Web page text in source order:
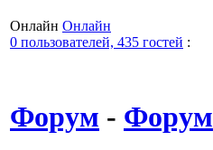
Онлайн Онлайн
0 пользователей, 435 гостей :
Форум - Форум